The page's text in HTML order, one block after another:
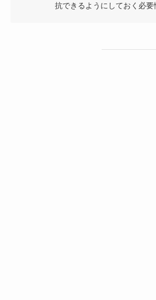
抗できるようにしておく必要